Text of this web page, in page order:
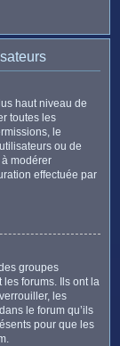
haut niveau de
toutes les
le
ou de
modérer
effectuée par
groupes
forums. Ils ont la
les
le forum qu’ils
pour que les